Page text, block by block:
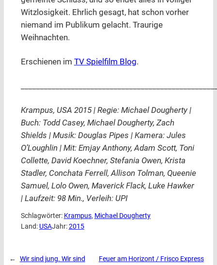
Witzlosigkeit. Ehrlich gesagt, hat schon vorher
niemand im Publikum gelacht. Traurige
Weihnachten.
Erschienen im TV Spielfilm Blog.
Krampus, USA 2015 | Regie: Michael Dougherty |
Buch: Todd Casey, Michael Dougherty, Zach
Shields | Musik: Douglas Pipes | Kamera: Jules
O’Loughlin | Mit: Emjay Anthony, Adam Scott, Toni
Collette, David Koechner, Stefania Owen, Krista
Stadler, Conchata Ferrell, Allison Tolman, Queenie
Samuel, Lolo Owen, Maverick Flack, Luke Hawker
| Laufzeit: 98 Min., Verleih: UPI
Schlagwörter: Krampus, Michael Dougherty
Land: USAJahr:2015
←
Wir sind jung. Wir sind
Feuer am Horizont / Frisco Express